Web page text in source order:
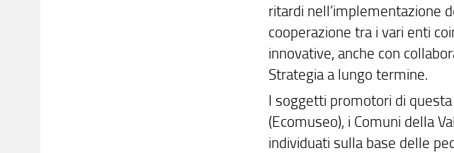
ritardi nell’implementazione
cooperazione tra i vari enti
innovative, anche con
Strategia a lungo termine.
I soggetti promotori di questa
(Ecomuseo), i Comuni della
individuati sulla base delle